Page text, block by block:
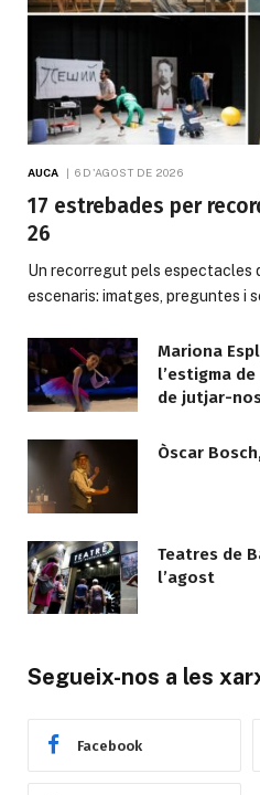
AUCA 6 D'AGOST DE 2026
17 estrebades per
26
Un recorregut pels espectacles
escenaris: imatges, preguntes i
Mariona
l’estigma
de jutjar-
Òscar
Teatres de
l’agost
Segueix-nos a les
Facebook